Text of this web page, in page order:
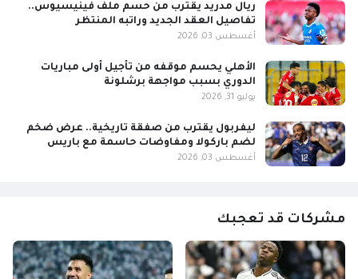
ريال مدريد يقترب من حسم ملف فينيسيوس..
تفاصيل العقد الجديد وراتبه المنتظر
أغسطس 03, 2026
الأهلي يحسم موقفه من تأجيل أولى مباريات
الدوري بسبب مواجهة برشلونة
يوليو 31, 2026
ليفربول يقترب من صفقة تاريخية.. عرض ضخم
لضم باركولا ومفاوضات حاسمة مع باريس
أغسطس 03, 2026
مشركات قد تعجبك